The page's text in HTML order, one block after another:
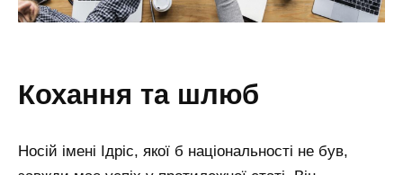
кохання та шлюб
Носій імені Ідріс, якої б національності не був,